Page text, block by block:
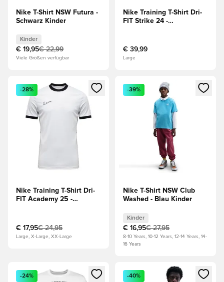
Nike T-Shirt NSW Futura -
Schwarz Kinder
Kinder
€ 19,95€ 22,99
Viele Größen verfügbar
Nike Training T-Shirt Dri-
FIT Strike 24 -
€ 39,99
Large
Öffnet ein Fenster zum Anmelden oder Registrieren als
-28%
Nike Training T-Shirt Dri-
FIT Academy 25 -
€ 17,95€ 24,95
Large, X-Large, XX-Large
Öffnet ein Fenster zum
-39%
Nike T-Shirt NSW Club
Washed - Blau Kinder
Kinder
€ 16,95€ 27,95
8-10 Years, 10-12 Years, 12-14 Years, 14-
16 Years
Öffnet ein Fenster zum Anmelden oder Registrieren als
-24%
Öffnet ein Fenster zum
-40%